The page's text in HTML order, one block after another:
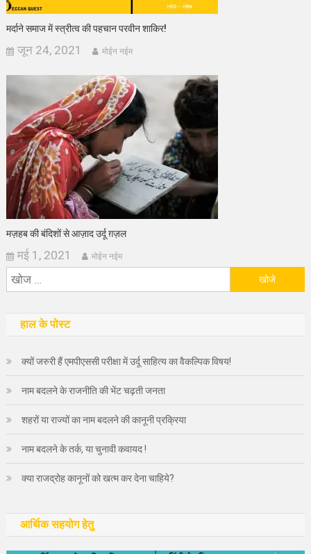
मर्दाने समाज में स्त्रीत्व की पहचान परवीन शाकिर!
जून 24, 2021 मोईन नईम
मज़हब की बंदिशों से आज़ाद उर्दू ग़ज़ल
मई 1, 2021 मोईन नईम
हाल के पोस्ट
क्यों जरुरी हैं एमपीएससी परीक्षा में उर्दू साहित्य का वैकल्पिक विषय!
नाम बदलने के राजनीति की भेंट चढ़ती जनता
शहरों या राज्यों का नाम बदलने की कानूनी प्रक्रिया
नाम बदलने के तर्क, या चुनावी कवायद !
क्या राजद्रोह कानूनों को खत्म कर देना चाहिये?
आर्थिक सहयोग हेतु